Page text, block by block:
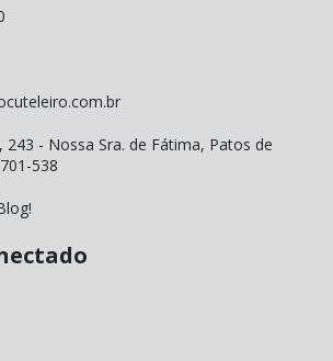
243 - Nossa Sra. de Fátima, Patos de
538